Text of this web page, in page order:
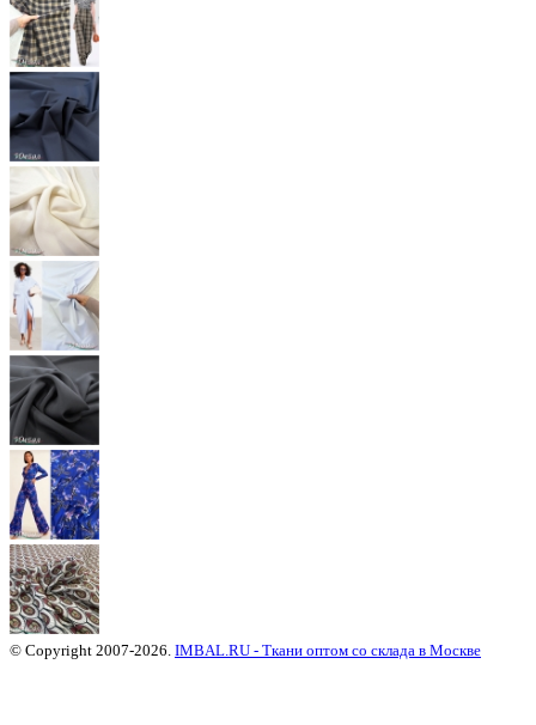
© Copyright 2007-2026. IMBAL.RU - Ткани оптом со склада в Москве